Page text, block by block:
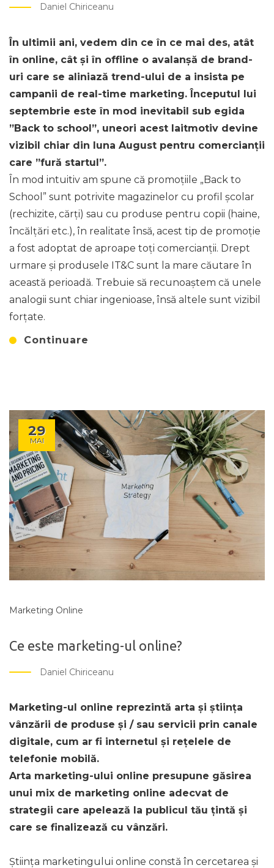
Daniel Chiriceanu
În ultimii ani, vedem din ce în ce mai des, atât
în online, cât și în offline o avalanșă de brand-
uri care se aliniază trend-ului de a insista pe
campanii de real-time marketing. Începutul lui
septembrie este în mod inevitabil sub egida
”Back to school”, uneori acest laitmotiv devine
vizibil chiar din luna August pentru comercianții
care ”fură startul”.
În mod intuitiv am spune că promoțiile „Back to
School” sunt potrivite magazinelor cu profil școlar
(rechizite, cărți) sau cu produse pentru copii (haine,
încălțări etc.), în realitate însă, acest tip de promoție
a fost adoptat de aproape toți comercianții. Drept
urmare și produsele IT&C sunt la mare căutare în
această perioadă. Trebuie să recunoaștem că unele
analogii sunt chiar ingenioase, însă altele sunt vizibil
forțate.
Continuare
29
MAI
Marketing Online
Ce este marketing-ul online?
Daniel Chiriceanu
Marketing-ul online reprezintă arta și știința
vânzării de produse și / sau servicii prin canale
digitale, cum ar fi internetul și rețelele de
telefonie mobilă.
Arta marketing-ului online presupune găsirea
unui mix de marketing online adecvat de
strategii care apelează la publicul tău țintă și
care se finalizează cu vânzări.
Știința marketingului online constă în cercetarea și